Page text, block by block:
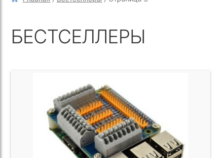
БЕСТСЕЛЛЕРЫ